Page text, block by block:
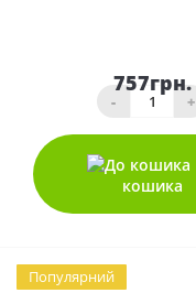
757грн.
- +
кошика
Популярний